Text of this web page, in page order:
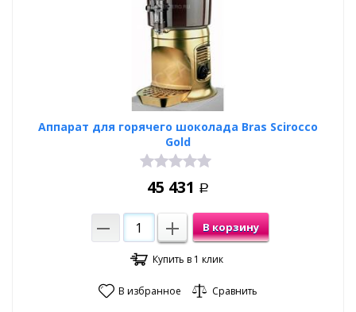
Аппарат для горячего шоколада Bras Scirocco
Gold
45 431 Р
В корзину
Купить в 1 клик
В избранное Сравнить